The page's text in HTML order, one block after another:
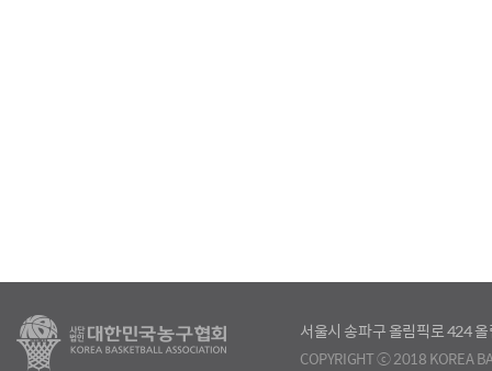
서울시 송파구 올림픽로 424
COPYRIGHT ⓒ 2018 KOREA